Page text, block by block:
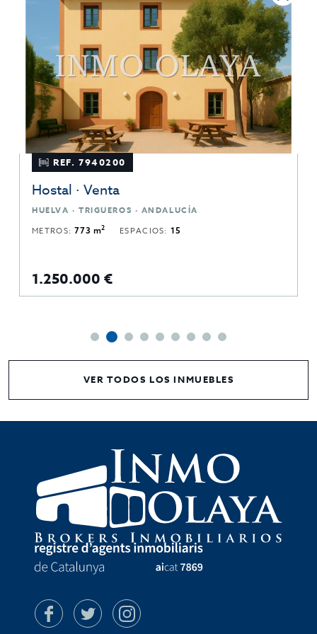
REF. 7940200
Hostal · Venta
HUELVA · TRIGUEROS · ANDALUCÍA
METROS:773 m2 ESPACIOS:15
1.250.000 €
VER TODOS LOS INMUEBLES